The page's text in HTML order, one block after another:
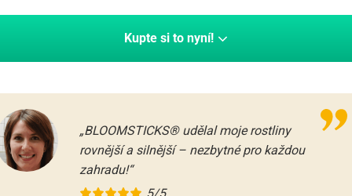
Kupte si to nyní!
„BLOOMSTICKS® udělal moje rostliny
rovnější a silnější – nezbytné pro každou
zahradu!“